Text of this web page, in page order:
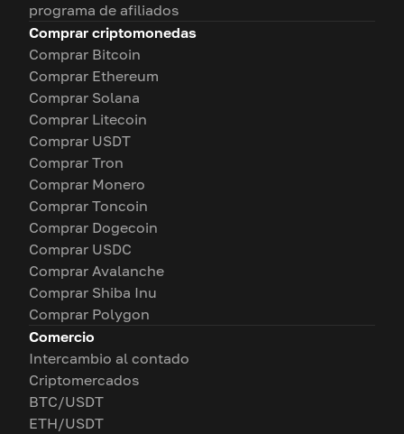
programa de afiliados
Comprar criptomonedas
Comprar Bitcoin
Comprar Ethereum
Comprar Solana
Comprar Litecoin
Comprar USDT
Comprar Tron
Comprar Monero
Comprar Toncoin
Comprar Dogecoin
Comprar USDC
Comprar Avalanche
Comprar Shiba Inu
Comprar Polygon
Comercio
Intercambio al contado
Criptomercados
BTC/USDT
ETH/USDT